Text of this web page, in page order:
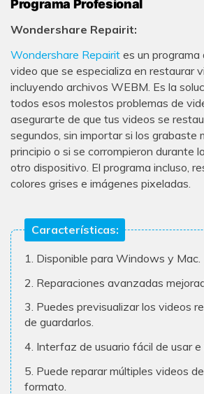
Programa Profesional
Wondershare Repairit:
Wondershare Repairit es un programa
video que se especializa en restaurar
incluyendo archivos WEBM. Es la
todos esos molestos problemas de
asegurarte de que tus videos se
segundos, sin importar si los grabaste
principio o si se corrompieron durante
otro dispositivo. El programa incluso,
colores grises e imágenes pixeladas.
Características:
1. Disponible para Windows y Mac.
2. Reparaciones avanzadas
3. Puedes previsualizar los videos
de guardarlos.
4. Interfaz de usuario fácil de usar e
5. Puede reparar múltiples videos
formato.